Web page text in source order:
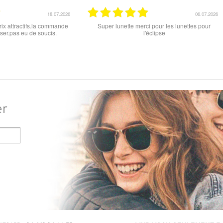
15.06.2026
que ce soit le produit commandé
ou la livraison . merci
super les lunettes, très cool, merci